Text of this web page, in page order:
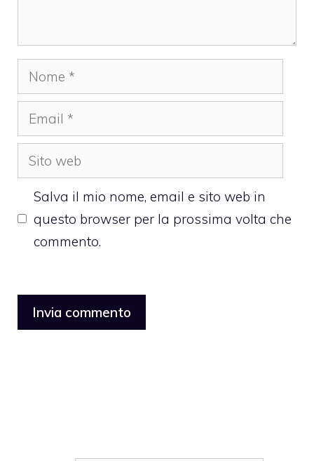
Nome
Email
Sito
web
Salva il mio nome, email e sito web in
questo browser per la prossima volta che
commento.